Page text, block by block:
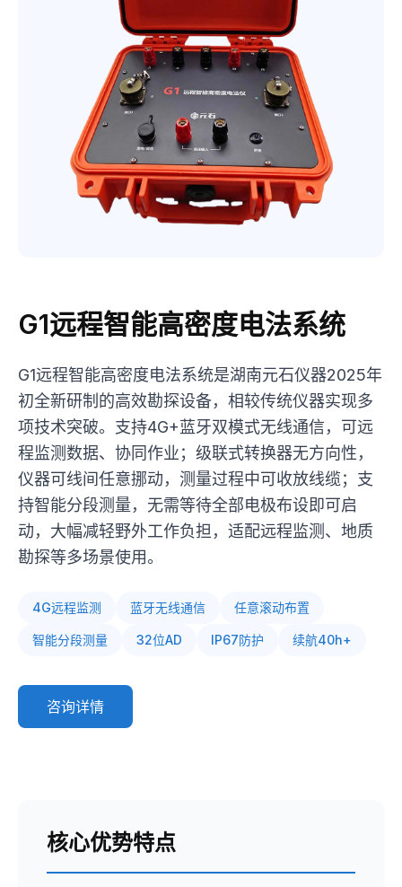
G1远程智能高密度电法系统
G1远程智能高密度电法系统是湖南元石仪器2025年
初全新研制的高效勘探设备，相较传统仪器实现多
项技术突破。支持4G+蓝牙双模式无线通信，可远
程监测数据、协同作业；级联式转换器无方向性，
仪器可线间任意挪动，测量过程中可收放线缆；支
持智能分段测量，无需等待全部电极布设即可启
动，大幅减轻野外工作负担，适配远程监测、地质
勘探等多场景使用。
4G远程监测 蓝牙无线通信 任意滚动布置
智能分段测量 32位AD IP67防护 续航40h+
咨询详情
核心优势特点